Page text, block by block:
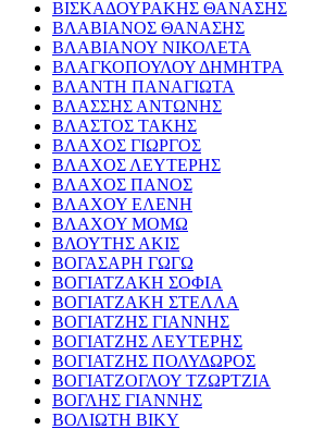
ΒΙΣΚΑΔΟΥΡΑΚΗΣ ΘΑΝΑΣΗΣ
ΒΛΑΒΙΑΝΟΣ ΘΑΝΑΣΗΣ
ΒΛΑΒΙΑΝΟΥ ΝΙΚΟΛΕΤΑ
ΒΛΑΓΚΟΠΟΥΛΟΥ ΔΗΜΗΤΡΑ
ΒΛΑΝΤΗ ΠΑΝΑΓΙΩΤΑ
ΒΛΑΣΣΗΣ ΑΝΤΩΝΗΣ
ΒΛΑΣΤΟΣ ΤΑΚΗΣ
ΒΛΑΧΟΣ ΓΙΩΡΓΟΣ
ΒΛΑΧΟΣ ΛΕΥΤΕΡΗΣ
ΒΛΑΧΟΣ ΠΑΝΟΣ
ΒΛΑΧΟΥ ΕΛΕΝΗ
ΒΛΑΧΟΥ ΜΟΜΩ
ΒΛΟΥΤΗΣ ΑΚΙΣ
ΒΟΓΑΣΑΡΗ ΓΩΓΩ
ΒΟΓΙΑΤΖΑΚΗ ΣΟΦΙΑ
ΒΟΓΙΑΤΖΑΚΗ ΣΤΕΛΛΑ
ΒΟΓΙΑΤΖΗΣ ΓΙΑΝΝΗΣ
ΒΟΓΙΑΤΖΗΣ ΛΕΥΤΕΡΗΣ
ΒΟΓΙΑΤΖΗΣ ΠΟΛΥΔΩΡΟΣ
ΒΟΓΙΑΤΖΟΓΛΟΥ ΤΖΩΡΤΖΙΑ
ΒΟΓΛΗΣ ΓΙΑΝΝΗΣ
ΒΟΛΙΩΤΗ ΒΙΚΥ